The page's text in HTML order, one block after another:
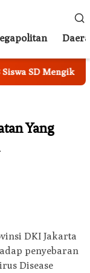
SD Mengikuti
Yang
DKI Jakarta
penyebaran
Disease